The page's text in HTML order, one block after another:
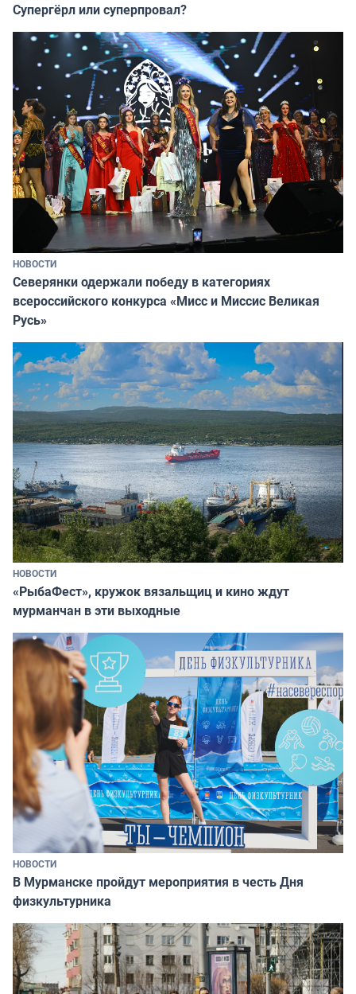
Супергёрл или суперпровал?
НОВОСТИ
Северянки одержали победу в категориях
всероссийского конкурса «Мисс и Миссис Великая
Русь»
НОВОСТИ
«РыбаФест», кружок вязальщиц и кино ждут
мурманчан в эти выходные
НОВОСТИ
В Мурманске пройдут мероприятия в честь Дня
физкультурника